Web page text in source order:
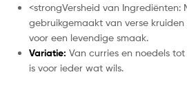
<strongVersheid van Ingrediënten:
gebruikgemaakt van verse
voor een levendige smaak.
Variatie: Van curries en noedels
is voor ieder wat wils.